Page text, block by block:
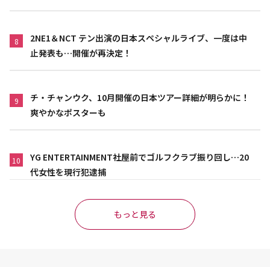
8
2NE1＆NCT テン出演の日本スペシャルライブ、一度は中
止発表も…開催が再決定！
9
チ・チャンウク、10月開催の日本ツアー詳細が明らかに！
爽やかなポスターも
10
YG ENTERTAINMENT社屋前でゴルフクラブ振り回し…20
代女性を現行犯逮捕
もっと見る